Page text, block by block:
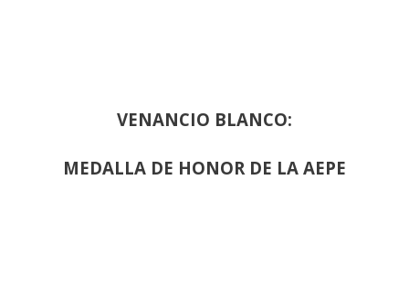
VENANCIO BLANCO:
MEDALLA DE HONOR DE LA AEPE